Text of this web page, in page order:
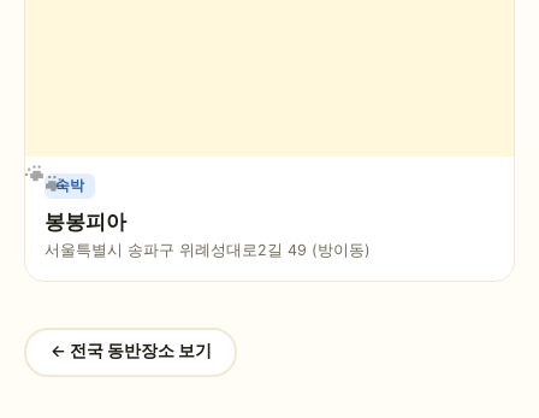
숙박
봉봉피아
서울특별시 송파구 위례성대로2길 49 (방이동)
← 전국 동반장소 보기